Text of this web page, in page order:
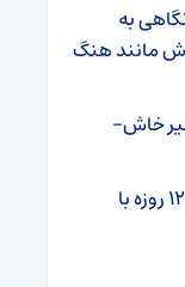
به
مانند هنگ
خاش-
آخرین آمار شهدای ایران در جنگ ۱۲ روزه با